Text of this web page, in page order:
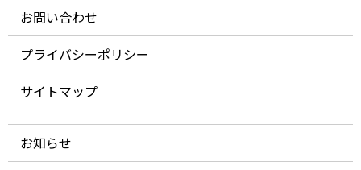
お問い合わせ
プライバシーポリシー
サイトマップ
お知らせ